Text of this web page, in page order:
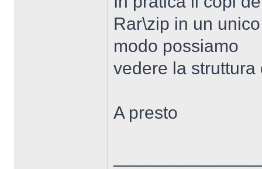
Rar\zip in un
modo possiamo
vedere la struttura
A presto